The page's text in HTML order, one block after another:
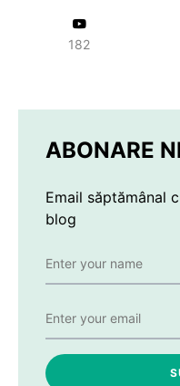
182
ABONARE
Email săptămânal
blog